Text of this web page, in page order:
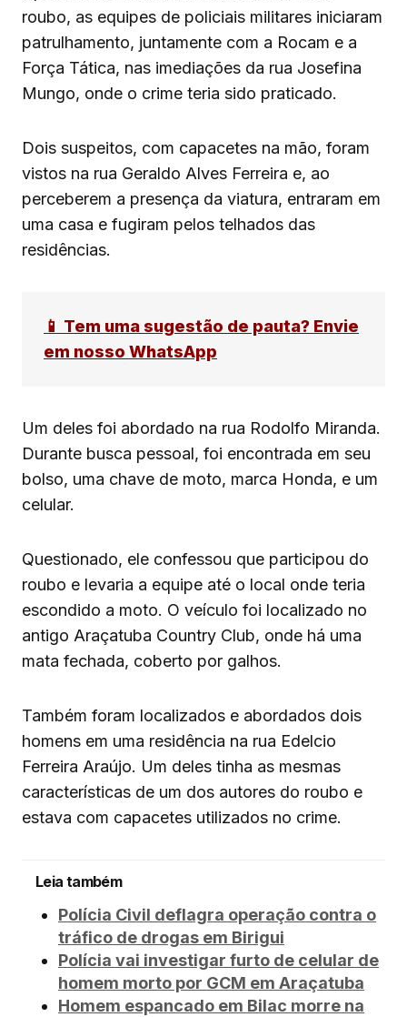
roubo, as equipes de policiais militares iniciaram
patrulhamento, juntamente com a Rocam e a
Força Tática, nas imediações da rua Josefina
Mungo, onde o crime teria sido praticado.
Dois suspeitos, com capacetes na mão, foram
vistos na rua Geraldo Alves Ferreira e, ao
perceberem a presença da viatura, entraram em
uma casa e fugiram pelos telhados das
residências.
📱 Tem uma sugestão de pauta? Envie
em nosso WhatsApp
Um deles foi abordado na rua Rodolfo Miranda.
Durante busca pessoal, foi encontrada em seu
bolso, uma chave de moto, marca Honda, e um
celular.
Questionado, ele confessou que participou do
roubo e levaria a equipe até o local onde teria
escondido a moto. O veículo foi localizado no
antigo Araçatuba Country Club, onde há uma
mata fechada, coberto por galhos.
Também foram localizados e abordados dois
homens em uma residência na rua Edelcio
Ferreira Araújo. Um deles tinha as mesmas
características de um dos autores do roubo e
estava com capacetes utilizados no crime.
Leia também
Polícia Civil deflagra operação contra o
tráfico de drogas em Birigui
Polícia vai investigar furto de celular de
homem morto por GCM em Araçatuba
Homem espancado em Bilac morre na